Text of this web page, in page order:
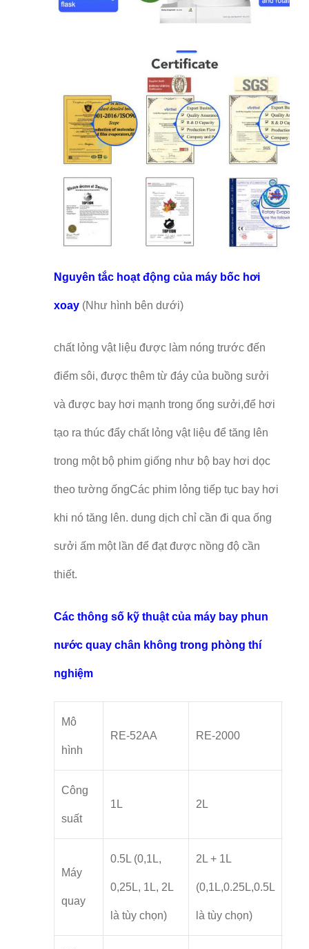
Nguyên tắc hoạt động của máy bốc hơi
xoay (Như hình bên dưới)
chất lỏng vật liệu được làm nóng trước đến
điểm sôi, được thêm từ đáy của buồng sưởi
và được bay hơi mạnh trong ống sưởi,để hơi
tạo ra thúc đẩy chất lỏng vật liệu để tăng lên
trong một bộ phim giống như bộ bay hơi dọc
theo tường ốngCác phim lỏng tiếp tục bay hơi
khi nó tăng lên. dung dịch chỉ cần đi qua ống
sưởi ấm một lần để đạt được nồng độ cần
thiết.
Các thông số kỹ thuật của máy bay phun
nước quay chân không trong phòng thí
nghiệm
Mô
hình
RE-52AA RE-2000
Công
suất
1L 2L
Máy
quay
0.5L (0,1L,
0,25L, 1L, 2L
là tùy chọn)
2L + 1L
(0,1L,0.25L,0.5L
là tùy chọn)